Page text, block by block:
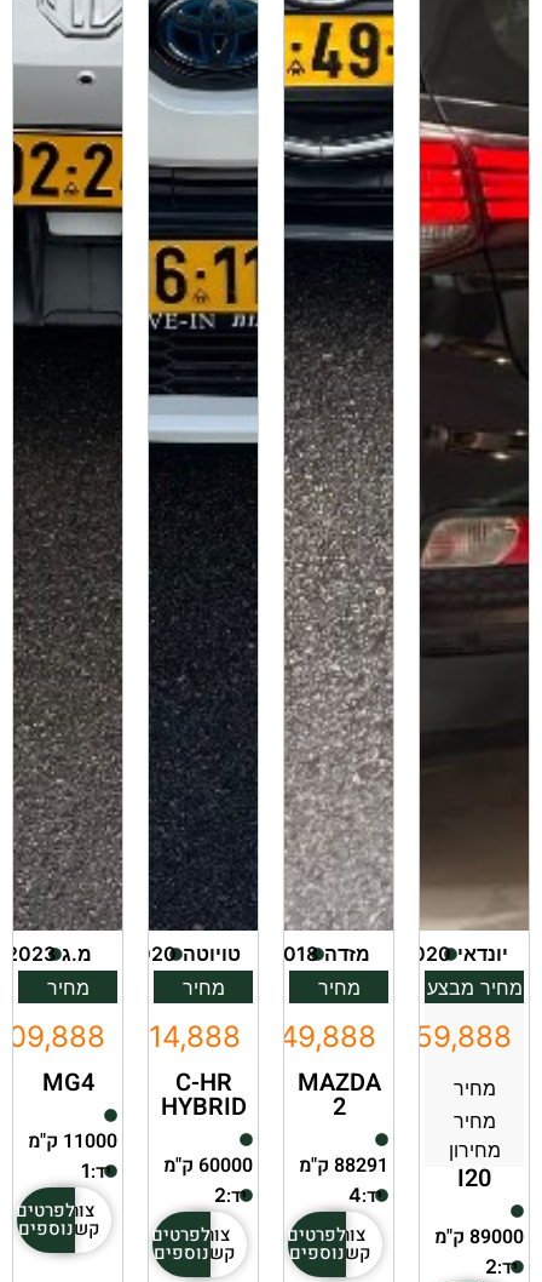
יונדאי 2020
מחיר מבצע
מחיר
מחיר
מחירון
₪59,888
I20
89000 ק"מ
יד:2
מזדה 2018
מחיר
₪49,888
MAZDA
2
88291 ק"מ
יד:4
צור
קשר
לפרטים
נוספים
טויוטה 2020
מחיר
₪114,888
C-HR
HYBRID
60000 ק"מ
יד:2
צור
קשר
לפרטים
נוספים
מ.ג 2023
מחיר
MG4
11000 ק"מ
יד:1
צור
קשר
לפרטים
נוספים